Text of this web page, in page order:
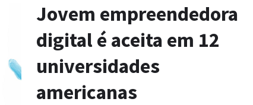
Jovem empreendedora
digital é aceita em 12
universidades
americanas